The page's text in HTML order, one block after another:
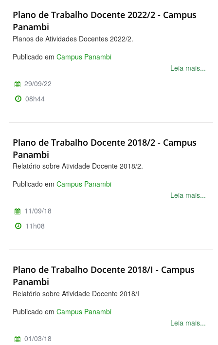
Plano de Trabalho Docente 2022/2 - Campus
Panambi
Planos de Atividades Docentes 2022/2.
Publicado em Campus Panambi
Leia mais...
29/09/22
08h44
Plano de Trabalho Docente 2018/2 - Campus
Panambi
Relatório sobre Atividade Docente 2018/2.
Publicado em Campus Panambi
Leia mais...
11/09/18
11h08
Plano de Trabalho Docente 2018/I - Campus
Panambi
Relatório sobre Atividade Docente 2018/I
Publicado em Campus Panambi
Leia mais...
01/03/18